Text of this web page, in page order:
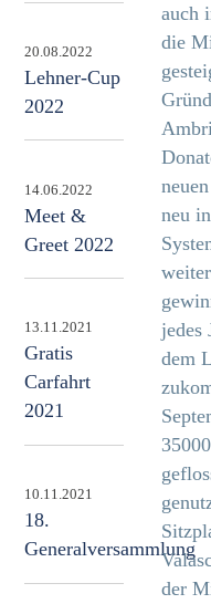
auch
die
neu
jedes
dem
der
20.08.2022
Lehner-Cup
2022
14.06.2022
Meet &
Greet 2022
13.11.2021
Gratis
Carfahrt
2021
10.11.2021
18.
Generalversammlung